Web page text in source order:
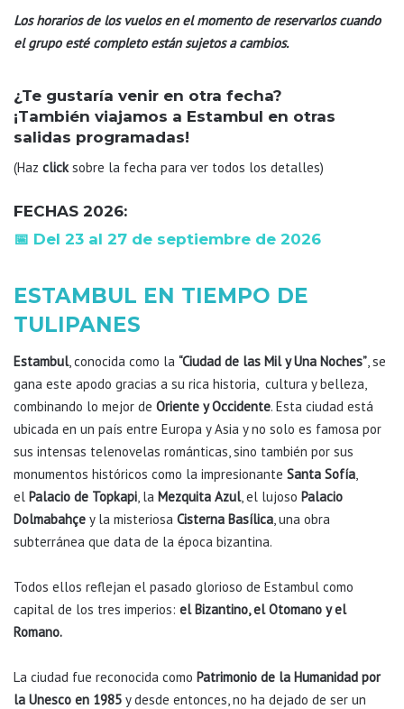
Los horarios de los vuelos en el momento de reservarlos cuando
el grupo esté completo están sujetos a cambios.
¿Te gustaría venir en otra fecha?
¡También viajamos a Estambul en otras
salidas programadas!
(Haz click sobre la fecha para ver todos los detalles)
FECHAS 2026:
📅 Del 23 al 27 de septiembre de 2026
ESTAMBUL EN TIEMPO DE
TULIPANES
Estambul, conocida como la “Ciudad de las Mil y Una Noches” , se
gana este apodo gracias a su rica historia, cultura y belleza,
combinando lo mejor de Oriente y Occidente. Esta ciudad está
ubicada en un país entre Europa y Asia y no solo es famosa por
sus intensas telenovelas románticas, sino también por sus
monumentos históricos como la impresionante Santa Sofía
el Palacio de Topkapi , la Mezquita Azul, el lujoso Palacio
Dolmabahçe y la misteriosa Cisterna Basílica , una obra
subterránea que data de la época bizantina.
Todos ellos reflejan el pasado glorioso de Estambul como
capital de los tres imperios: el Bizantino, el Otomano y el
Romano.
La ciudad fue reconocida como Patrimonio de la Humanidad por
la Unesco en 1985 y desde entonces, no ha dejado de ser un